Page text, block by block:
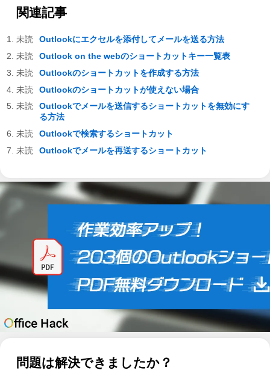
関連記事
Outlookにエクセルを添付してメールを送る方法
Outlook on the webのショートカットキー一覧表
Outlookのショートカットを作成する方法
Outlookのショートカットが使えない場合
Outlookでメールを送信するショートカットを無効にす
る方法
Outlookで検索するショートカット
Outlookでメールを再送するショートカット
問題は解決できましたか？